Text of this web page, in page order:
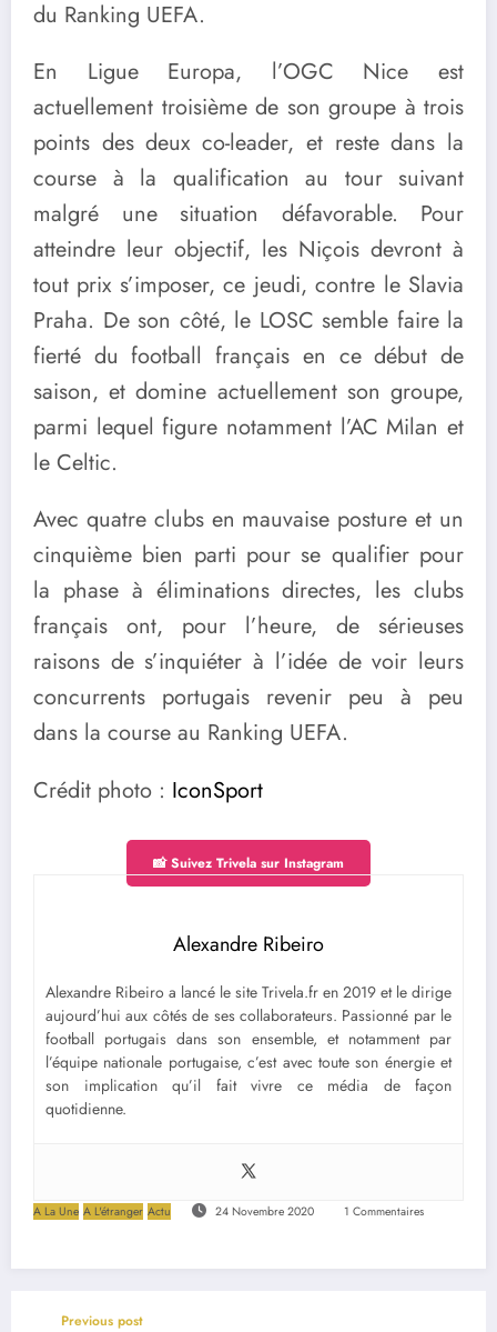
du Ranking UEFA.
En Ligue Europa, l’OGC Nice est
actuellement troisième de son groupe à trois
points des deux co-leader, et reste dans la
course à la qualification au tour suivant
malgré une situation défavorable. Pour
atteindre leur objectif, les Niçois devront à
tout prix s’imposer, ce jeudi, contre le Slavia
Praha. De son côté, le LOSC semble faire la
fierté du football français en ce début de
saison, et domine actuellement son groupe,
parmi lequel figure notamment l’AC Milan et
le Celtic.
Avec quatre clubs en mauvaise posture et un
cinquième bien parti pour se qualifier pour
la phase à éliminations directes, les clubs
français ont, pour l’heure, de sérieuses
raisons de s’inquiéter à l’idée de voir leurs
concurrents portugais revenir peu à peu
dans la course au Ranking UEFA.
Crédit photo : IconSport
📸 Suivez Trivela sur Instagram
Alexandre Ribeiro
Alexandre Ribeiro a lancé le site Trivela.fr en 2019 et le dirige
aujourd’hui aux côtés de ses collaborateurs. Passionné par le
football portugais dans son ensemble, et notamment par
l’équipe nationale portugaise, c’est avec toute son énergie et
son implication qu’il fait vivre ce média de façon
quotidienne.
A La Une A L'étranger Actu 24 Novembre 2020 1 Commentaires
Previous post